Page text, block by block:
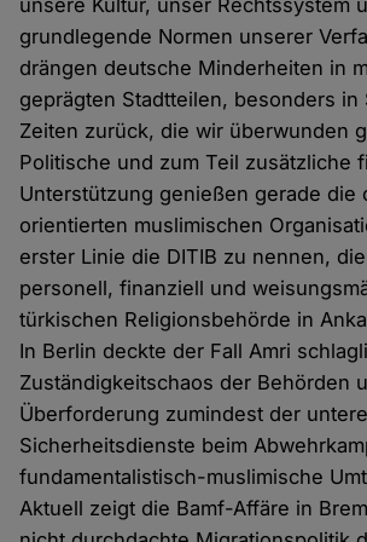
unsere Kultur, unser Rechtssystem
grundlegende Normen unserer
drängen deutsche Minderheiten in
geprägten Stadtteilen, besonders in
Zeiten zurück, die wir überwunden
Politische und zum Teil zusätzliche
Unterstützung genießen gerade die
orientierten muslimischen
erster Linie die DITIB zu nennen,
personell, finanziell und
türkischen Religionsbehörde in
In Berlin deckte der Fall Amri
Zuständigkeitschaos der Behörden
Überforderung zumindest der
Sicherheitsdienste beim
fundamentalistisch-muslimische
Aktuell zeigt die Bamf-Affäre in